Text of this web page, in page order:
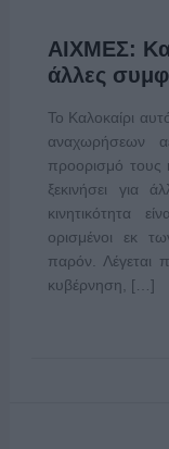
ΑΙΧΜΕΣ:
άλλες
Το Καλοκαίρι
αναχωρήσεων
προορισμό τους
ξεκινήσει για
κινητικότητα
ορισμένοι εκ
παρόν. Λέγεται
κυβέρνηση, […]